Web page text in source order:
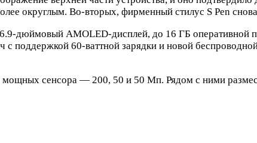
округлым. Во-вторых, фирменный стилус S Pen
дюймовый AMOLED-дисплей, до 16 ГБ оперативной
с поддержкой 60-ваттной зарядки и новой
мощных сенсора — 200, 50 и 50 Мп. Рядом с ними